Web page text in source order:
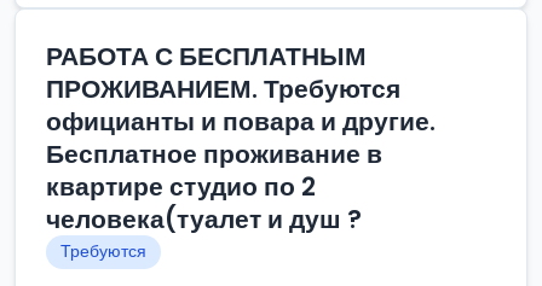
РАБОТА С БЕСПЛАТНЫМ
ПРОЖИВАНИЕМ. Требуются
официанты и повара и другие.
Бесплатное проживание в
квартире студио по 2
человека(туалет и душ ?
Требуются